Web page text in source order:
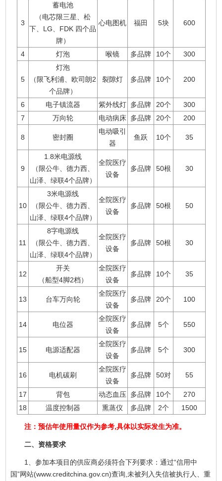
3
蓄电池
（电芯限三星、松
下、LG、FDK 四个品
牌）
心电图机 福田 5块 600
4 灯泡 喉镜 多品牌 10个 300
5
灯泡
（限飞利浦、欧司朗2
个品牌）
裂隙灯 多品牌 10个 200
6 电子镇流器 紫外线灯 多品牌 20个
300
7
万向轮 电动病床 多品牌 20个 200
8 密封圈
电动吸引
器
鱼跃 10个 35
9
1.8米电源线
（限公牛、德力西、
山泽、绿联4个品牌）
全院医疗
设备
多品牌 50根 30
10
3米电源线
（限公牛、德力西、
山泽、绿联4个品牌）
全院医疗
设备
多品牌 50根 50
11
8字电源线
（限公牛、德力西、
山泽、绿联4个品牌）
全院医疗
设备
多品牌 50根 30
12
开关
（船型4脚2档）
全院医疗
设备
多品牌 10个 35
13 台车万向轮
全院医疗
设备
多品牌 20个 100
14 电位器
全院医疗
设备
多品牌 5个 550
15 电源适配器
全院医疗
设备
多品牌 5个 300
16 电机碳刷
全院医疗
设备
多品牌 50对 55
17 背包 动态血压 多品牌 10个
270
18
温度控制器 熏蒸仪 多品牌 2个 1500
注：预估年使用量仅作为参考,具体以实际发生为准。
二、资格要求
1、参加本项目的供应商必须符合下列要求：通过“信用中
国”网站(www.creditchina.gov.cn)查询,未被列入失信被执行人、重